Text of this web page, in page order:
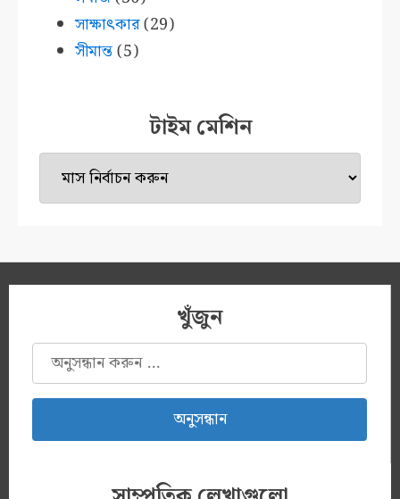
সাক্ষাৎকার(29)
সীমান্ত(5)
টাইম মেশিন
টাইম
মেশিন
খুঁজুন
অনুসন্ধানঃ